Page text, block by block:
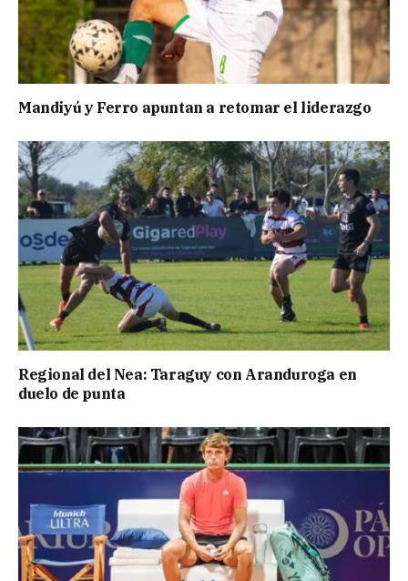
Mandiyú y Ferro apuntan a retomar el liderazgo
Regional del Nea: Taraguy con Aranduroga en
duelo de punta